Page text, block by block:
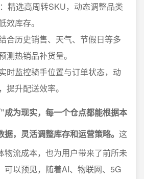
精选高周转SKU，动态调整品类
效库存。
合历史销售、天气、节假日等多
测热销品补货量。
时监控骑手位置与订单状态，动
提升配送效率。
成为现实，每一个仓点都能根据本
，灵活调整库存和运营策略。 这
物流成本，也为用户带来了前所未
可以预见，随着AI、物联网、5G